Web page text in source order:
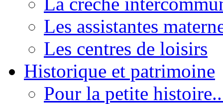
Les assistantes
Les centres de loisirs
Historique et patrimoine
Pour la petite